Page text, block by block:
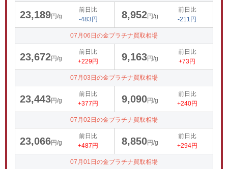
23,189円/g
前日比
-483円
8,952円/g
前日比
-211円
07月06日の金プラチナ買取相場
23,672円/g
前日比
+229円
9,163円/g
前日比
+73円
07月03日の金プラチナ買取相場
23,443円/g
前日比
+377円
9,090円/g
前日比
+240円
07月02日の金プラチナ買取相場
23,066円/g
前日比
+487円
8,850円/g
前日比
+294円
07月01日の金プラチナ買取相場